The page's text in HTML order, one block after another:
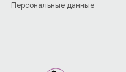
Персональные данные